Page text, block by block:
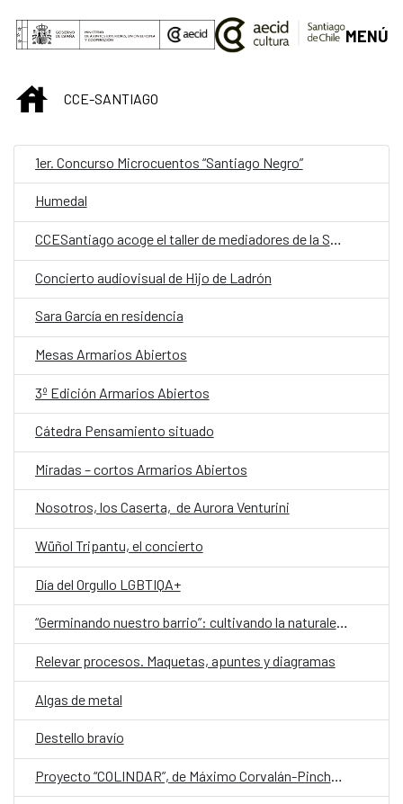
Saltar al contenido principal
MENÚ
INICIOCCE-SANTIAGO
1er. Concurso Microcuentos “Santiago Negro”
Humedal
CCESantiago acoge el taller de mediadores de la Sala K
Concierto audiovisual de Hijo de Ladrón
Sara García en residencia
Mesas Armarios Abiertos
3º Edición Armarios Abiertos
Cátedra Pensamiento situado
Miradas – cortos Armarios Abiertos
Nosotros, los Caserta, de Aurora Venturini
Wüñol Tripantu, el concierto
Día del Orgullo LGBTIQA+
“Germinando nuestro barrio”: cultivando la naturaleza y la comunidad
Relevar procesos. Maquetas, apuntes y diagramas
Algas de metal
Destello bravío
Proyecto “COLINDAR”, de Máximo Corvalán-Pincheira ganador de Cultura Resident